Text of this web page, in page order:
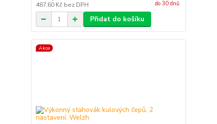
487,60 Kč bez DPH do 30 dnů
Přidat do košíku
Akce